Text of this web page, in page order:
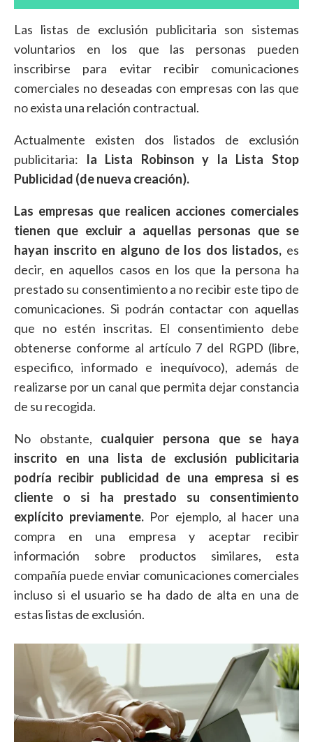
Las listas de exclusión publicitaria son sistemas
voluntarios en los que las personas pueden
inscribirse para evitar recibir comunicaciones
comerciales no deseadas con empresas con las que
no exista una relación contractual.
Actualmente existen dos listados de exclusión
publicitaria: la Lista Robinson y la Lista Stop
Publicidad (de nueva creación).
Las empresas que realicen acciones comerciales
tienen que excluir a aquellas personas que se
hayan inscrito en alguno de los dos listados, es
decir, en aquellos casos en los que la persona ha
prestado su consentimiento a no recibir este tipo de
comunicaciones. Si podrán contactar con aquellas
que no estén inscritas. El consentimiento debe
obtenerse conforme al artículo 7 del RGPD (libre,
especifico, informado e inequívoco), además de
realizarse por un canal que permita dejar constancia
de su recogida.
No obstante, cualquier persona que se haya
inscrito en una lista de exclusión publicitaria
podría recibir publicidad de una empresa si es
cliente o si ha prestado su consentimiento
explícito previamente. Por ejemplo, al hacer una
compra en una empresa y aceptar recibir
información sobre productos similares, esta
compañía puede enviar comunicaciones comerciales
incluso si el usuario se ha dado de alta en una de
estas listas de exclusión.